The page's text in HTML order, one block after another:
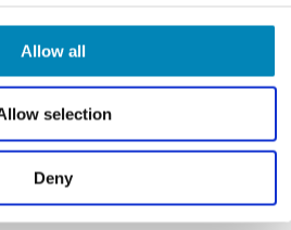
Allow all
selection
Deny